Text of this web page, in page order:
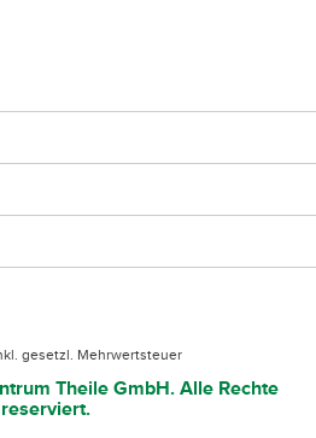
gesetzl. Mehrwertsteuer
Theile GmbH. Alle Rechte
reserviert.